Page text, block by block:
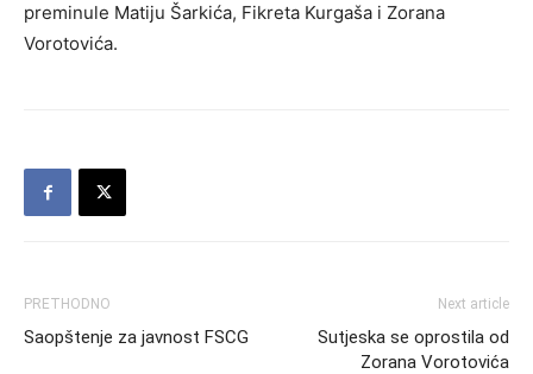
preminule Matiju Šarkića, Fikreta Kurgaša i Zorana
Vorotovića.
PRETHODNO
Saopštenje za javnost FSCG
Next article
Sutjeska se oprostila od
Zorana Vorotovića